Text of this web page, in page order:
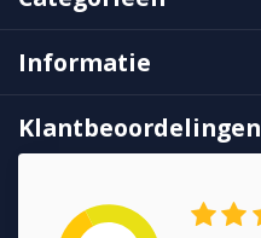
Informatie
Klantbeoordelingen